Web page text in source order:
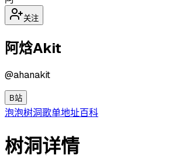
关注
阿焓Akit
@ahanakit
B站
泡泡树洞歌单地址百科
树洞详情